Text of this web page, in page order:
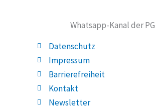
Datenschutz
Impressum
Barrierefreiheit
Kontakt
Newsletter
Whatsapp-Kanal der PG